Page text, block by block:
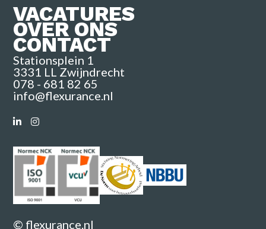
VACATURES
OVER ONS
CONTACT
Stationsplein 1
3331 LL Zwijndrecht
078 - 681 82 65
info@flexurance.nl
© flexurance.nl